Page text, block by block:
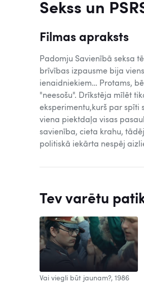
Sekss un
Filmas apraksts
Padomju Savienībā seksa
brīvības izpausme bija
ienaidniekiem… Protams,
"neesošu". Drīkstēja mīlēt
eksperimentu,kurš par
viena piektdaļa visas
savienība, cieta krahu,
politiskā iekārta nespēj
Tev varētu
Vai viegli būt jaunam?, 1986